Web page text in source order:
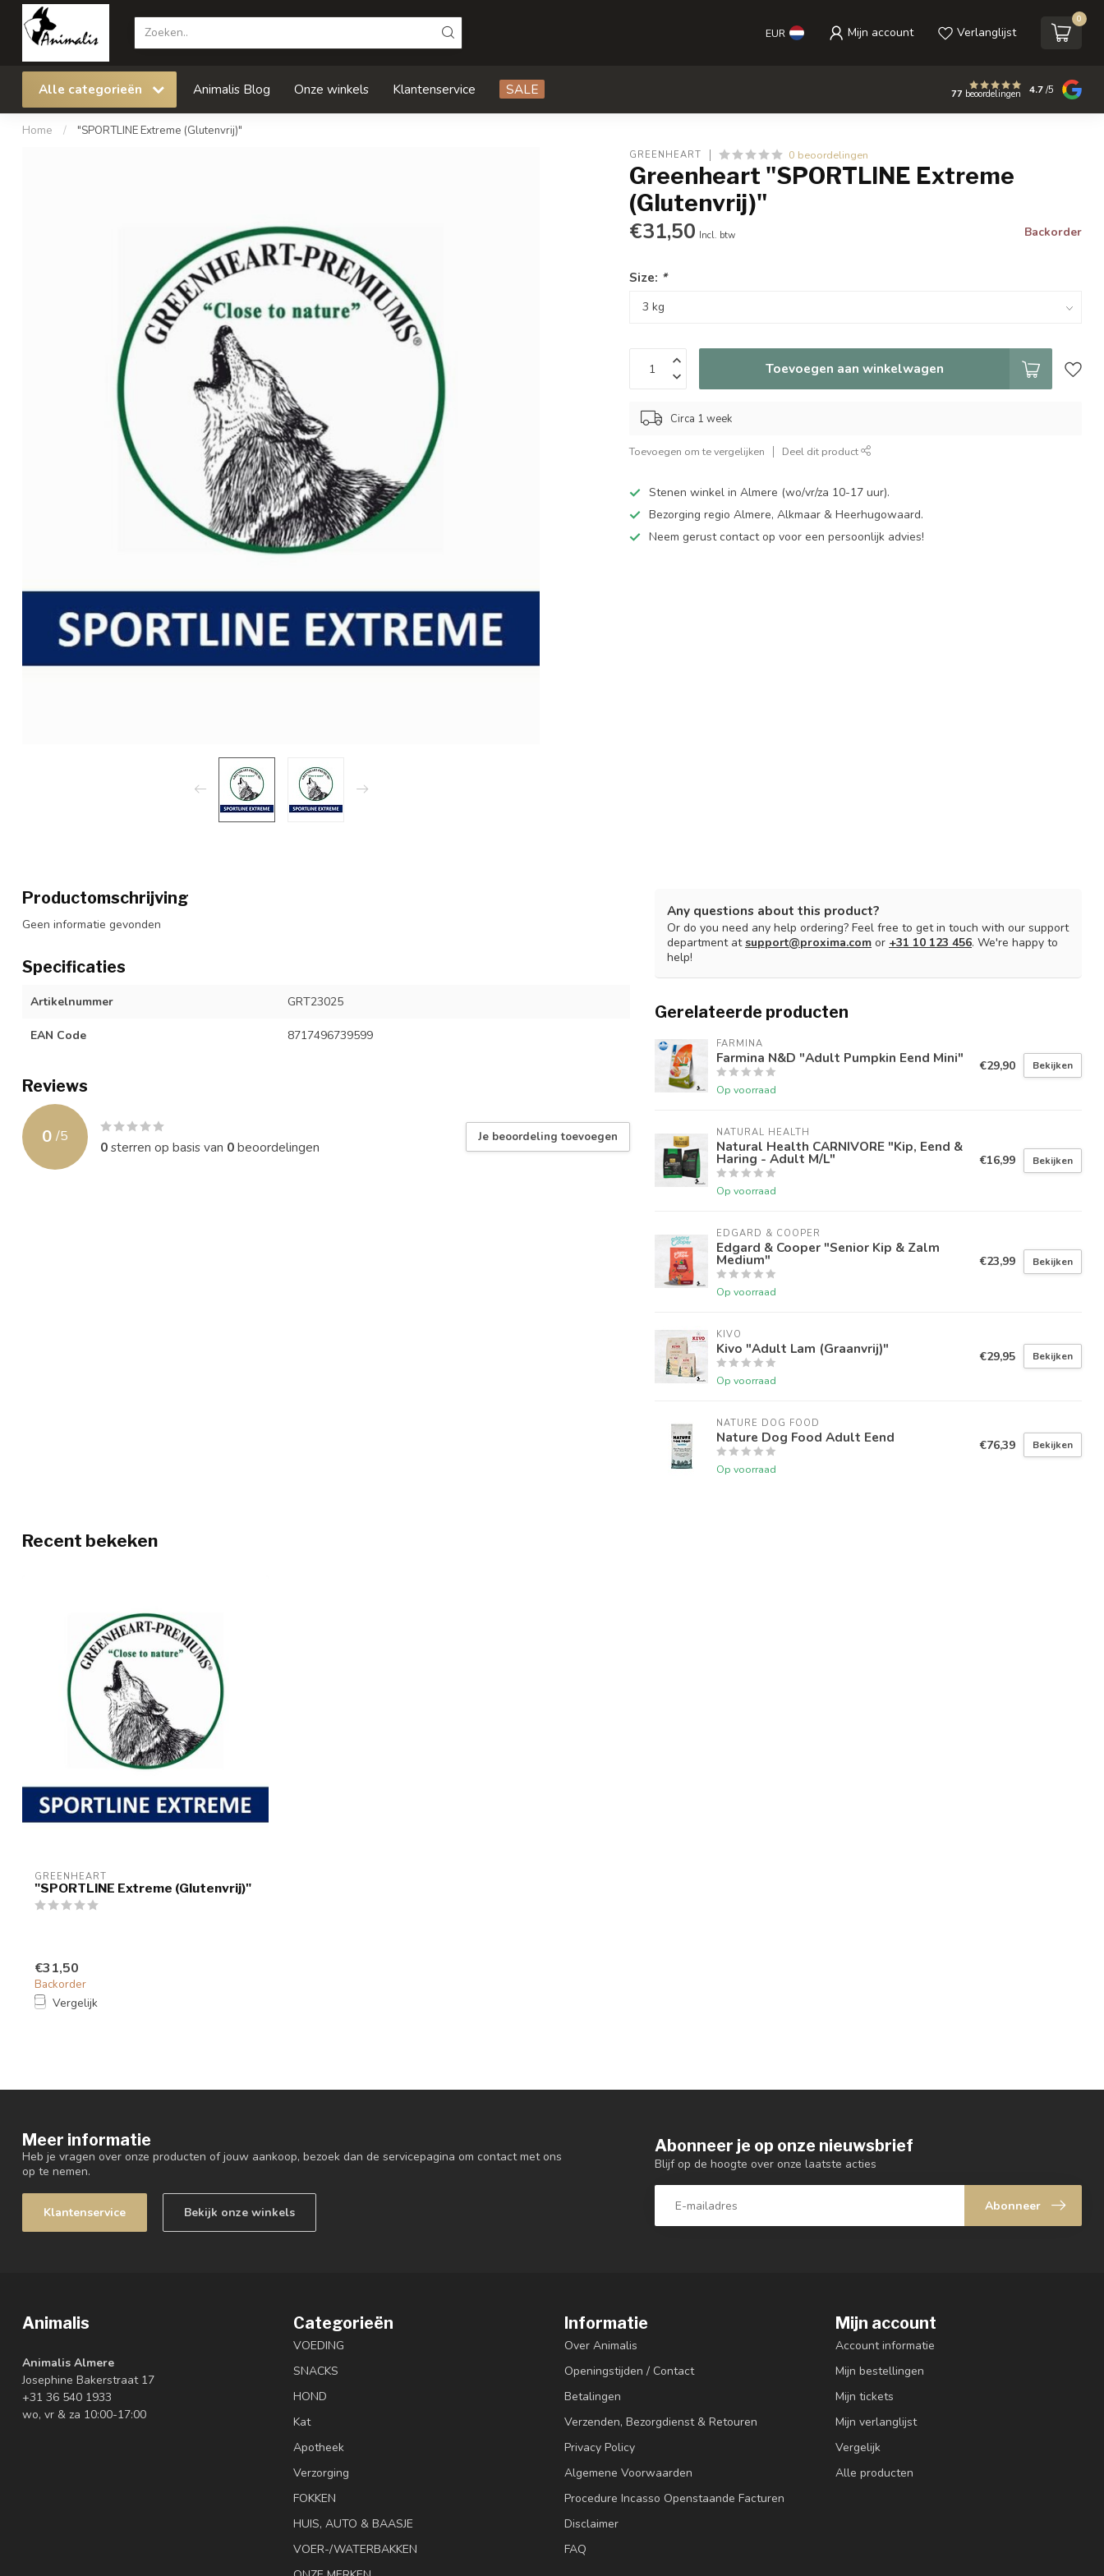
EUR Mijn account Verlanglijst
0
Alle categorieën Animalis Blog Onze winkels Klantenservice SALE 77 beoordelingen 4.7/5
Home / "SPORTLINE Extreme (Glutenvrij)"
GREENHEART 0 beoordelingen
Greenheart "SPORTLINE Extreme
(Glutenvrij)"
€31,50 Incl. btw Backorder
Size: *
Toevoegen aan winkelwagen
Circa 1 week
Toevoegen om te vergelijken Deel dit product
Stenen winkel in Almere (wo/vr/za 10-17 uur).
Bezorging regio Almere, Alkmaar & Heerhugowaard.
Neem gerust contact op voor een persoonlijk advies!
Productomschrijving
Geen informatie gevonden
Specificaties
Artikelnummer GRT23025
EAN Code 8717496739599
Reviews
0 /5
0sterren op basis van 0beoordelingen
Je beoordeling toevoegen
Any questions about this product?
Or do you need any help ordering? Feel free to get in touch with our support
department atsupport@proxima.com or +31 10 123 456. We're happy to
help!
Gerelateerde producten
FARMINA
Farmina N&D "Adult Pumpkin Eend Mini"
Op voorraad
€29,90 Bekijken
NATURAL HEALTH
Natural Health CARNIVORE "Kip, Eend &
Haring - Adult M/L"
Op voorraad
€16,99 Bekijken
EDGARD & COOPER
Edgard & Cooper "Senior Kip & Zalm
Medium"
Op voorraad
€23,99 Bekijken
KIVO
Kivo "Adult Lam (Graanvrij)"
Op voorraad
€29,95 Bekijken
NATURE DOG FOOD
Nature Dog Food Adult Eend
Op voorraad
€76,39 Bekijken
Recent bekeken
GREENHEART
"SPORTLINE Extreme (Glutenvrij)"
€31,50
Backorder
Vergelijk
Meer informatie
Heb je vragen over onze producten of jouw aankoop, bezoek dan de servicepagina om contact met ons
op te nemen.
Klantenservice Bekijk onze winkels
Abonneer je op onze nieuwsbrief
Blijf op de hoogte over onze laatste acties
Abonneer
Animalis
Animalis Almere
Josephine Bakerstraat 17
+31 36 540 1933
wo, vr & za 10:00-17:00
Categorieën
VOEDING
SNACKS
HOND
Kat
Apotheek
Verzorging
FOKKEN
HUIS, AUTO & BAASJE
VOER-/WATERBAKKEN
Informatie
Over Animalis
Openingstijden / Contact
Betalingen
Verzenden, Bezorgdienst & Retouren
Privacy Policy
Algemene Voorwaarden
Procedure Incasso Openstaande Facturen
Disclaimer
FAQ
Mijn account
Account informatie
Mijn bestellingen
Mijn tickets
Mijn verlanglijst
Vergelijk
Alle producten